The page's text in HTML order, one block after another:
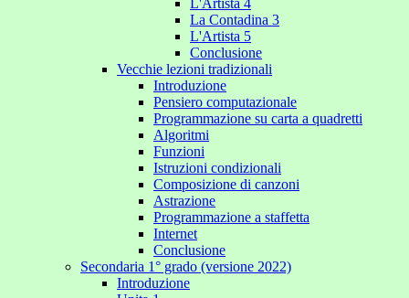
L'Artista 4
La Contadina 3
L'Artista 5
Conclusione
Vecchie lezioni tradizionali
Introduzione
Pensiero computazionale
Programmazione su carta a quadretti
Algoritmi
Funzioni
Istruzioni condizionali
Composizione di canzoni
Astrazione
Programmazione a staffetta
Internet
Conclusione
Secondaria 1° grado (versione 2022)
Introduzione